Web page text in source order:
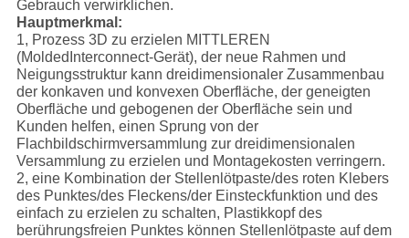
Gebrauch verwirklichen.
Hauptmerkmal:
1, Prozess 3D zu erzielen MITTLEREN
(MoldedInterconnect-Gerät), der neue Rahmen und
Neigungsstruktur kann dreidimensionaler Zusammenbau
der konkaven und konvexen Oberfläche, der geneigten
Oberfläche und gebogenen der Oberfläche sein und
Kunden helfen, einen Sprung von der
Flachbildschirmversammlung zur dreidimensionalen
Versammlung zu erzielen und Montagekosten verringern.
2, eine Kombination der Stellenlötpaste/des roten Klebers
des Punktes/des Fleckens/der Einsteckfunktion und des
einfach zu erzielen zu schalten, Plastikkopf des
berührungsfreien Punktes können Stellenlötpaste auf dem